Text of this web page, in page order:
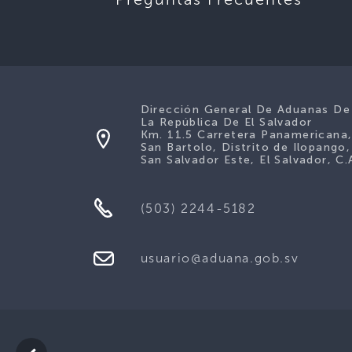
Dirección General De Aduanas De
La República De El Salvador
Km. 11.5 Carretera Panamericana,
San Bartolo, Distrito de Ilopango,
San Salvador Este, El Salvador,
(503) 2244-5182
usuario@aduana.gob.sv